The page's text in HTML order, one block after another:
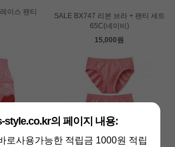
이스 팬티
SALE BX747 리본 브라 + 팬티 세트
65C(네이비)
15,000원
style.co.kr의 페이지 내용:
로사용가능한 적립금 1000원 적립